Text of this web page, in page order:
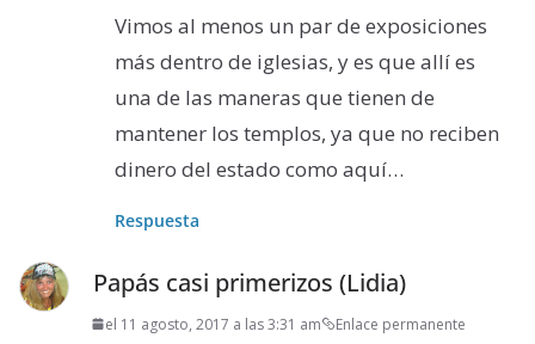
Vimos al menos un par de exposiciones
más dentro de iglesias, y es que allí es
una de las maneras que tienen de
mantener los templos, ya que no reciben
dinero del estado como aquí…
Respuesta
Papás casi primerizos (Lidia)
el 11 agosto, 2017 a las 3:31 am Enlace permanente